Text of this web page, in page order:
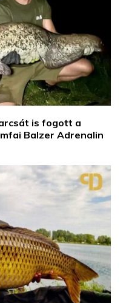
is fogott a
Balzer Adrenalin